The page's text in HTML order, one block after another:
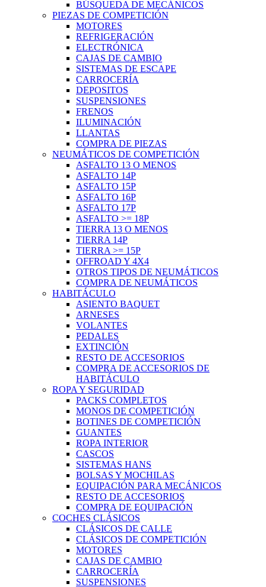
BÚSQUEDA DE MECÁNICOS
PIEZAS DE COMPETICIÓN
MOTORES
REFRIGERACIÓN
ELECTRÓNICA
CAJAS DE CAMBIO
SISTEMAS DE ESCAPE
CARROCERÍA
DEPOSITOS
SUSPENSIONES
FRENOS
ILUMINACIÓN
LLANTAS
COMPRA DE PIEZAS
NEUMÁTICOS DE COMPETICIÓN
ASFALTO 13 O MENOS
ASFALTO 14P
ASFALTO 15P
ASFALTO 16P
ASFALTO 17P
ASFALTO >= 18P
TIERRA 13 O MENOS
TIERRA 14P
TIERRA >= 15P
OFFROAD Y 4X4
OTROS TIPOS DE NEUMÁTICOS
COMPRA DE NEUMÁTICOS
HABITÁCULO
ASIENTO BAQUET
ARNESES
VOLANTES
PEDALES
EXTINCIÓN
RESTO DE ACCESORIOS
COMPRA DE ACCESORIOS DE
HABITÁCULO
ROPA Y SEGURIDAD
PACKS COMPLETOS
MONOS DE COMPETICIÓN
BOTINES DE COMPETICIÓN
GUANTES
ROPA INTERIOR
CASCOS
SISTEMAS HANS
BOLSAS Y MOCHILAS
EQUIPACIÓN PARA MECÁNICOS
RESTO DE ACCESORIOS
COMPRA DE EQUIPACIÓN
COCHES CLÁSICOS
CLÁSICOS DE CALLE
CLÁSICOS DE COMPETICIÓN
MOTORES
CAJAS DE CAMBIO
CARROCERÍA
SUSPENSIONES